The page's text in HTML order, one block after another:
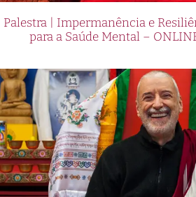
Palestra | Impermanência e
para a Saúde Mental –